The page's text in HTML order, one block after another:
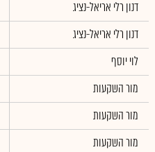
דנון רלי אריאל-נציג
דנון רלי אריאל-נציג
לוי יוסף
מור השקעות
מור השקעות
מור השקעות